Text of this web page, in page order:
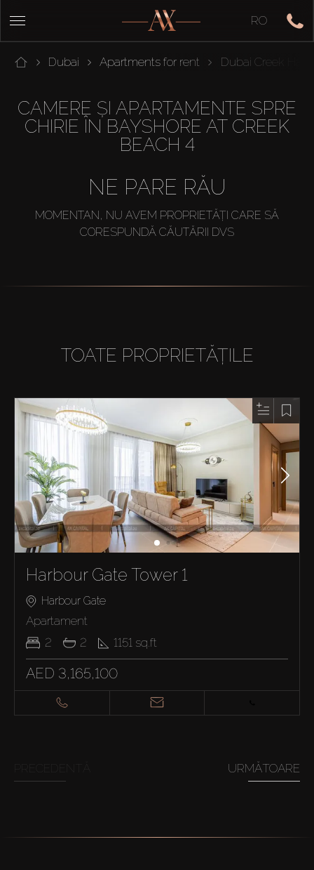
RO
Dubai Apartments for rent Dubai Creek
CAMERE ȘI APARTAMENTE SPRE
CHIRIE ÎN BAYSHORE AT CREEK
BEACH 4
NE PARE RĂU
MOMENTAN, NU AVEM PROPRIETĂȚI CARE SĂ
CORESPUNDĂ CĂUTĂRII DVS
TOATE PROPRIETĂȚILE
Harbour Gate Tower 1
Harbour Gate
Apartament
2
2 1151 sq.ft
AED 3,165,100
URMĂTOARE